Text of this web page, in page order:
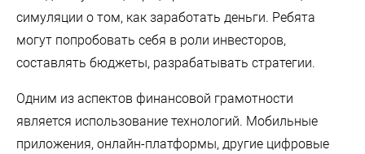
симуляции о том, как заработать деньги. Ребята
могут попробовать себя в роли инвесторов,
составлять бюджеты, разрабатывать стратегии.
Одним из аспектов финансовой грамотности
является использование технологий. Мобильные
приложения, онлайн-платформы, другие цифровые